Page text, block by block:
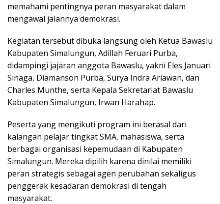
memahami pentingnya peran masyarakat dalam
mengawal jalannya demokrasi.
Kegiatan tersebut dibuka langsung oleh Ketua Bawaslu
Kabupaten Simalungun, Adillah Feruari Purba,
didampingi jajaran anggota Bawaslu, yakni Eles Januari
Sinaga, Diamanson Purba, Surya Indra Ariawan, dan
Charles Munthe, serta Kepala Sekretariat Bawaslu
Kabupaten Simalungun, Irwan Harahap.
Peserta yang mengikuti program ini berasal dari
kalangan pelajar tingkat SMA, mahasiswa, serta
berbagai organisasi kepemudaan di Kabupaten
Simalungun. Mereka dipilih karena dinilai memiliki
peran strategis sebagai agen perubahan sekaligus
penggerak kesadaran demokrasi di tengah
masyarakat.